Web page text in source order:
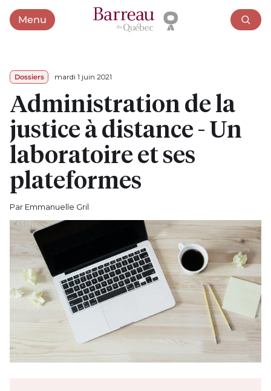
MenuOuvrir le menu
Dossiers mardi 1 juin 2021
Administration de la
justice à distance - Un
laboratoire et ses
plateformes
Par Emmanuelle Gril